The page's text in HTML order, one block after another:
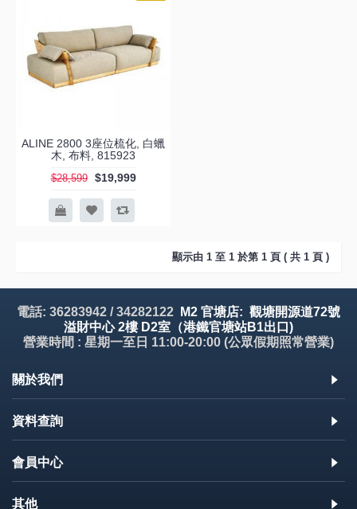
ALINE 2800 3座位梳化, 白蠟
木, 布料, 815923
$28,599 $19,999
顯示由 1 至 1 於第 1 頁 ( 共 1 頁 )
電話: 36283942 / 34282122
M2 官塘店: 觀塘開源道72號
溢財中心 2樓 D2室（港鐵官塘站B1出口)
營業時間 : 星期一至日 11:00-20:00 (公眾假期照常營業)
關於我們
資料查詢
會員中心
其他